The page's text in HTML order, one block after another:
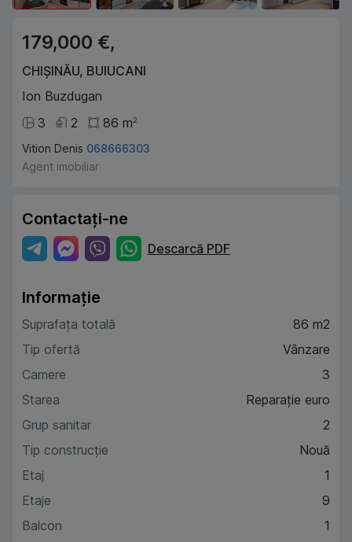
179,000 €,
CHIȘINĂU, BUIUCANI
Ion Buzdugan
3
2 86 m2
Vition Denis 068666303
Agent imobiliar
Contactați-ne
Descarcă PDF
Informație
Suprafața totală
86 m2
Tip ofertă
Vânzare
Camere
3
Starea
Reparație euro
Grup sanitar
2
Tip construcție
Nouă
Etaj
1
Etaje
9
Balcon
1